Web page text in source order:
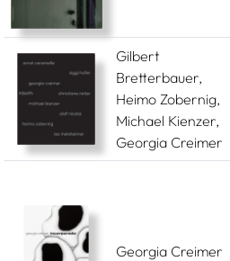
Gilbert
Bretterbauer,
Heimo Zobernig,
Michael Kienzer,
Georgia Creimer
Georgia Creimer